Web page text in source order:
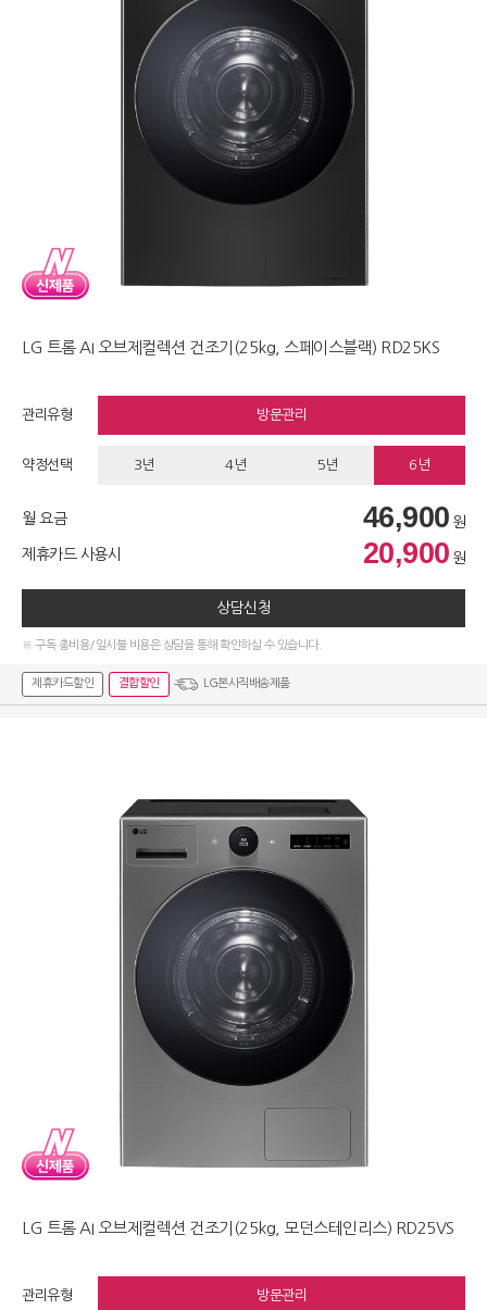
LG 트롬 AI 오브제컬렉션 건조기(25kg, 스페이스블랙) RD25KS
관리유형 방문관리
약정선택 3년 4년 5년 6년
월 요금 46,900 원
제휴카드 사용시 20,900 원
상담신청
※ 구독 총비용/일시불 비용은 상담을 통해 확인하실 수 있습니다.
제휴카드할인 결합할인 LG본사직배송제품
LG 트롬 AI 오브제컬렉션 건조기(25kg, 모던스테인리스) RD25VS
관리유형 방문관리